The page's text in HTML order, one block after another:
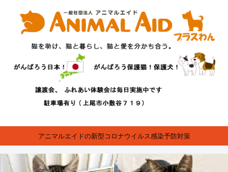
アニマルエイドの新型コロナウイルス感染予防対策